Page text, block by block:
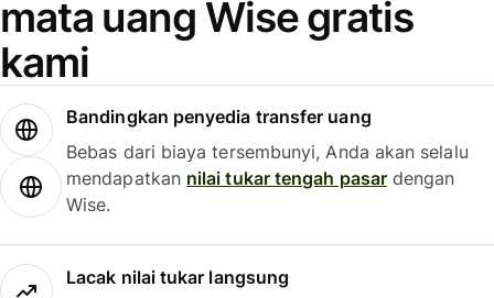
mata uang Wise gratis
kami
Bandingkan penyedia transfer uang
Bebas dari biaya tersembunyi, Anda akan selalu
mendapatkan nilai tukar tengah pasardengan
Wise.
Lacak nilai tukar langsung